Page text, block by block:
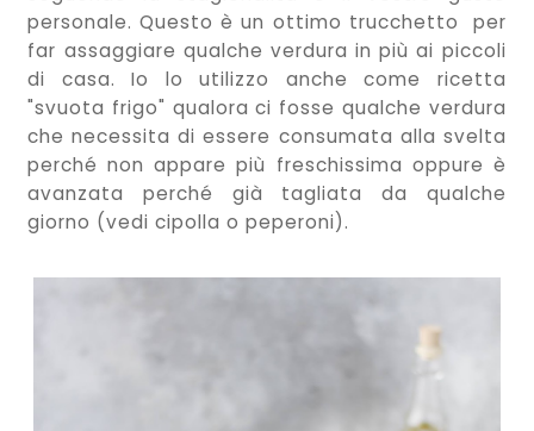
personale. Questo è un ottimo trucchetto per
far assaggiare qualche verdura in più ai piccoli
di casa. Io lo utilizzo anche come ricetta
"svuota frigo" qualora ci fosse qualche verdura
che necessita di essere consumata alla svelta
perché non appare più freschissima oppure è
avanzata perché già tagliata da qualche
giorno (vedi cipolla o peperoni).